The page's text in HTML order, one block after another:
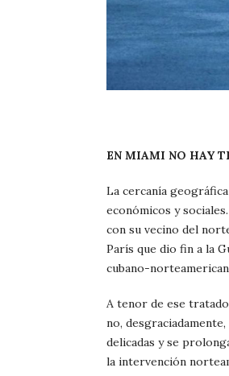
EN MIAMI NO HAY
La cercanía
económicos y
con su vecino del
París que dio fin a la
cubano-
A tenor de ese
no,
delicadas y se
la intervención